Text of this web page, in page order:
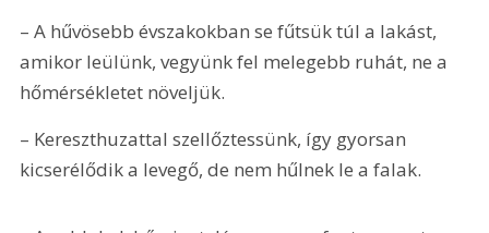
– A hűvösebb évszakokban se fűtsük túl a lakást,
amikor leülünk, vegyünk fel melegebb ruhát, ne a
hőmérsékletet növeljük.
– Kereszthuzattal szellőztessünk, így gyorsan
kicserélődik a levegő, de nem hűlnek le a falak.